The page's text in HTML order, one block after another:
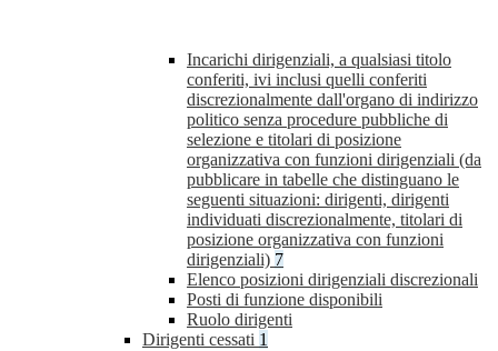
Incarichi dirigenziali, a qualsiasi titolo
conferiti, ivi inclusi quelli conferiti
discrezionalmente dall'organo di indirizzo
politico senza procedure pubbliche di
selezione e titolari di posizione
organizzativa con funzioni dirigenziali (da
pubblicare in tabelle che distinguano le
seguenti situazioni: dirigenti, dirigenti
individuati discrezionalmente, titolari di
posizione organizzativa con funzioni
dirigenziali) 7
Elenco posizioni dirigenziali discrezionali
Posti di funzione disponibili
Ruolo dirigenti
Dirigenti cessati 1